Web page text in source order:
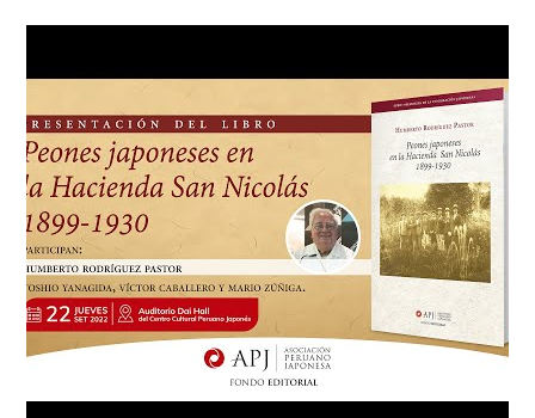
Museo de la Inmigración Japonesa
Fondo Editorial
Teatro Peruano Japonés